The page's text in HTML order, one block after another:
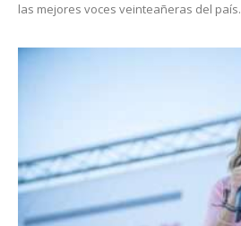
las mejores voces veinteañeras del país.